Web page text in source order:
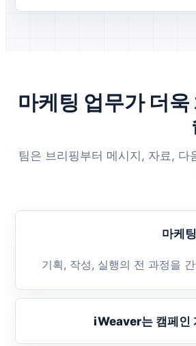
마케팅 업무가 더
팀은 브리핑부터 메시지, 자료,
마케
기획, 작성, 실행의 전 과정을
iWeaver는 캠페인